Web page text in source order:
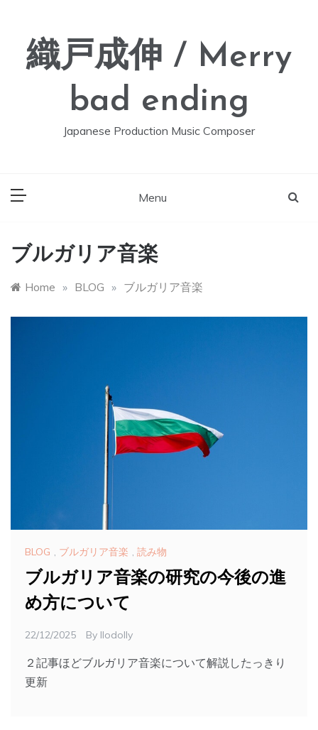
content織戸成伸 / Merry
bad ending
Japanese Production Music Composer
Menu
ブルガリア音楽
Home » BLOG » ブルガリア音楽
BLOG , ブルガリア音楽 , 読み物
ブルガリア音楽の研究の今後の進
め方について
22/12/2025 By Ilodolly
２記事ほどブルガリア音楽について解説したっきり
更新